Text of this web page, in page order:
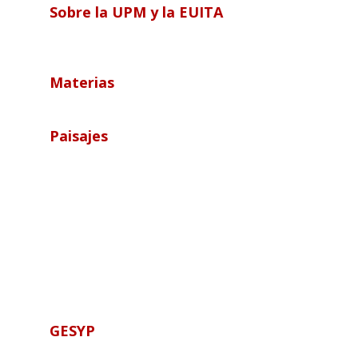
Sobre la UPM y la EUITA
Materias
Paisajes
GESYP